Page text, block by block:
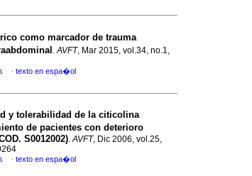
como marcador de trauma
.AVFT, Mar 2015, vol.34, no.1,
· texto en espa�ol
y tolerabilidad de la citicolina
de pacientes con deterioro
S0012002).AVFT, Dic 2006, vol.25,
· texto en espa�ol